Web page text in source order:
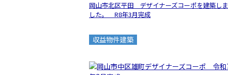
岡山市北区平田 デザイナーズコーポを建築しま
した。 R8年3月完成
収益物件建築